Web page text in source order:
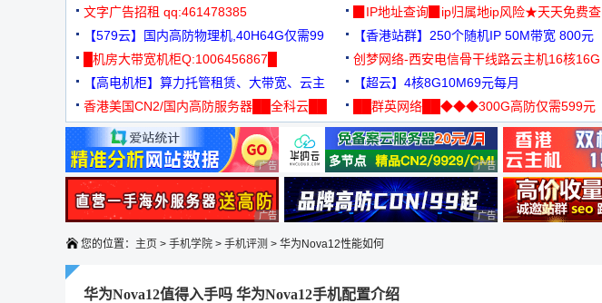
3000+可免费测试
文字广告招租 qq:461478385
▉IP地址查询▉ip归属地ip风险★天天免费查
【579云】国内高防物理机,40H64G仅需99
元
【香港站群】250个随机IP 50M带宽 800元
█机房大带宽机柜Q:1006456867█
创梦网络-西安电信骨干线路云主机16核16G
88元/月
【高电机柜】算力托管租赁、大带宽、云主
机
【超云】4核8G10M69元每月
香港美国CN2/国内高防服务器██全科云██
██群英网络██◆◆◆300G高防仅需599元
◆◆◆
广告 商业广告，理性选择 广告 商业广告，理性选择
广告 商业广告，理性选择 广告 商业广告，理性选择
您的位置： 主页 > 手机学院 > 手机评测 > 华为Nova12性能如何
华为Nova12值得入手吗 华为Nova12手机配置介绍